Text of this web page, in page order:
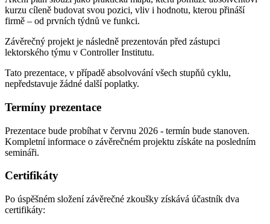
kurzu cíleně budovat svou pozici, vliv i hodnotu, kterou přináší
firmě – od prvních týdnů ve funkci.
Závěrečný projekt je následně prezentován před zástupci
lektorského týmu v Controller Institutu.
Tato prezentace, v případě absolvování všech stupňů cyklu,
nepředstavuje žádné další poplatky.
Termíny prezentace
Prezentace bude probíhat v červnu 2026 - termín bude stanoven.
Kompletní informace o závěrečném projektu získáte na posledním
semináři.
Certifikáty
Po úspěšném složení závěrečné zkoušky získává účastník dva
certifikáty: